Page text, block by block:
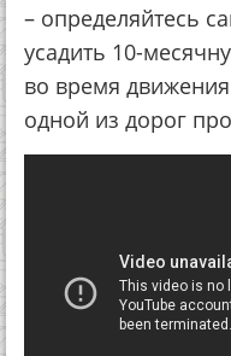
– определяйтесь
усадить 10-
во время
одной из дорог